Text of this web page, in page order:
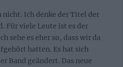
Ich denke der Titel der
Für viele Leute ist es der
sehe es eher so, dass wir da
hatten. Es hat sich
Band geändert. Das neue